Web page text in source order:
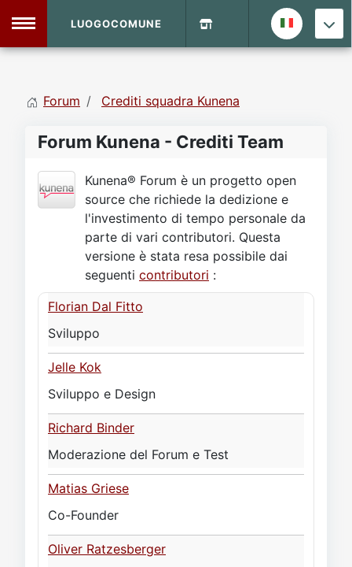
DVD Shop
Sito
LUOGOCOMUNE
Forum Crediti squadra Kunena
Forum Kunena - Crediti Team
Kunena® Forum è un progetto open
source che richiede la dedizione e
l'investimento di tempo personale da
parte di vari contributori. Questa
versione è stata resa possibile dai
seguenti contributori :
Florian Dal Fitto
Sviluppo
Jelle Kok
Sviluppo e Design
Richard Binder
Moderazione del Forum e Test
Matias Griese
Co-Founder
Oliver Ratzesberger